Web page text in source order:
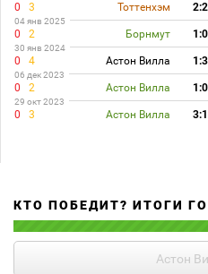
0 3 Тоттенхэм 2:2
04 янв 2025
0 2 Борнмут 1:0
30 янв 2024
0 4 Астон Вилла 1:3
06 дек 2023
0 2 Астон Вилла 1:0
29 окт 2023
0 3 Астон Вилла 3:1
КТО ПОБЕДИТ? ИТОГИ
Астон